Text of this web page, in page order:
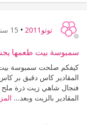
توتو2011 • 15 سنة
سمبوسة بيت طعمها
كيفكم صلحت سمبوسة بيت
فنجال شاهي زيت ذرة ملح
المقادير بالزيت وبعد...